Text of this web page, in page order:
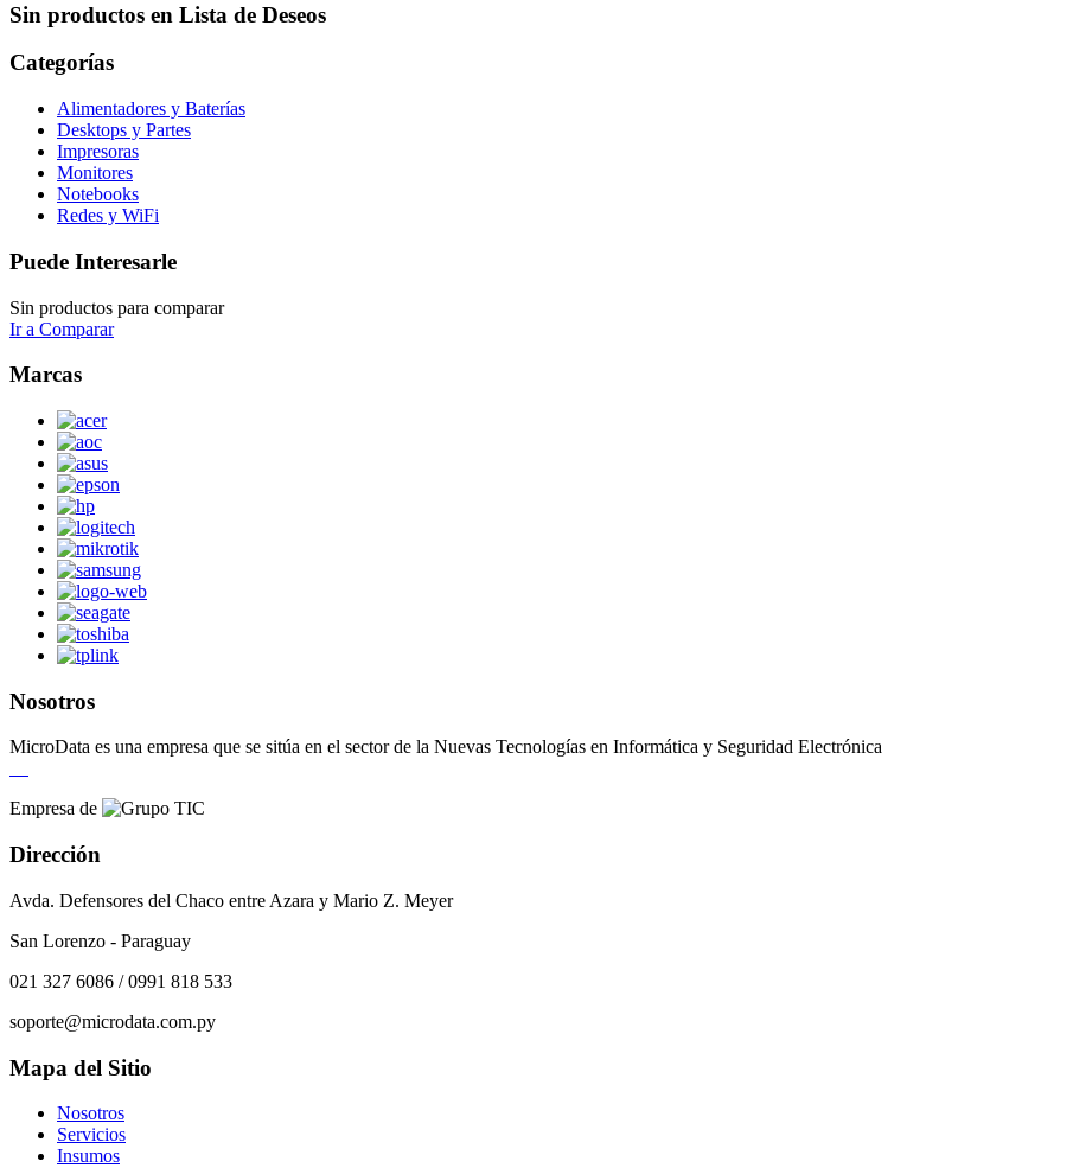
Sin productos en Lista de Deseos
Categorías
Alimentadores y Baterías
Desktops y Partes
Impresoras
Monitores
Notebooks
Redes y WiFi
Puede Interesarle
Sin productos para comparar
Ir a Comparar
Marcas
Nosotros
MicroData es una empresa que se sitúa en el sector de la Nuevas Tecnologías en Informática y Seguridad Electrónica
Empresa de
Dirección
Avda. Defensores del Chaco entre Azara y Mario Z. Meyer
San Lorenzo - Paraguay
021 327 6086 / 0991 818 533
soporte@microdata.com.py
Mapa del Sitio
Nosotros
Servicios
Insumos